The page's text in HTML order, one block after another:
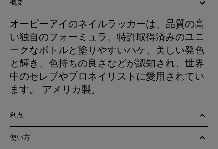
概要
オーピーアイのネイルラッカーは、品質の高
い独自のフォーミュラ、特許取得済みのユニ
ークなボトルと塗りやすいハケ、美しい発色
と輝き、色持ちの良さなどが認知され、世界
中のセレブやプロネイリストに愛用されてい
ます。 アメリカ製。
利点
使い方